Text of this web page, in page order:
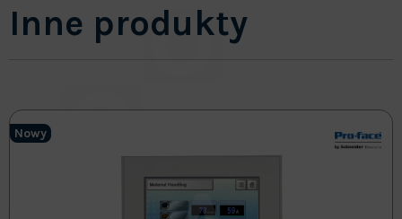
Inne produkty
Nowy